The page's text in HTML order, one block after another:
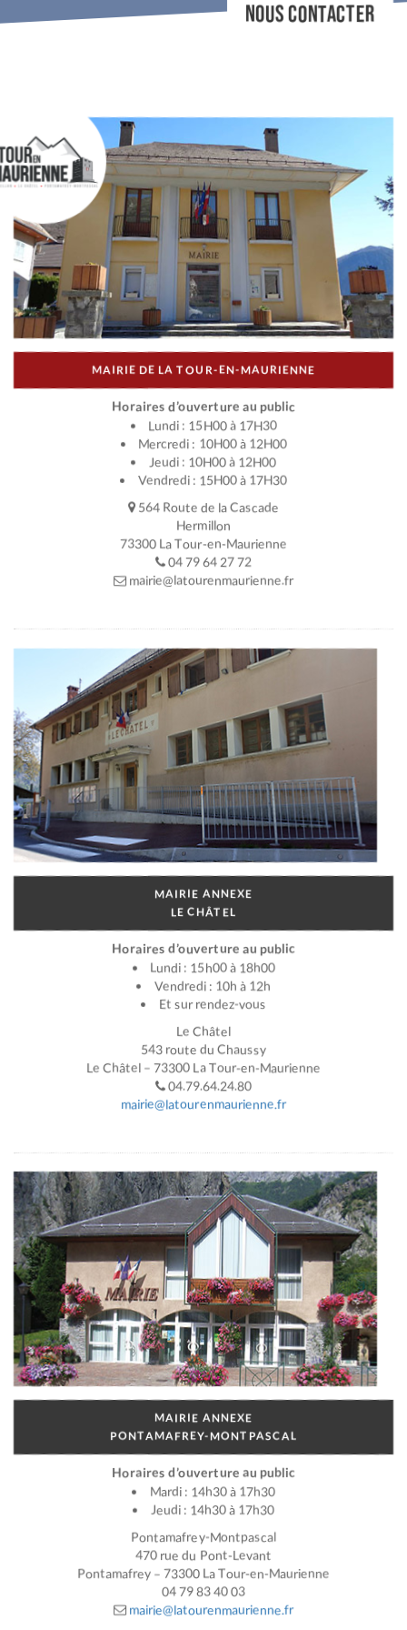
NOUS CONTACTER
MAIRIE DE LA TOUR-EN-MAURIENNE
Horaires d’ouverture au public
Lundi : 15H00 à 17H30
Mercredi : 10H00 à 12H00
Jeudi : 10H00 à 12H00
Vendredi : 15H00 à 17H30
564 Route de la Cascade
Hermillon
73300 La Tour-en-Maurienne
04 79 64 27 72
mairie@latourenmaurienne.fr
MAIRIE ANNEXE
LE CHÂTEL
Horaires d’ouverture au public
Lundi : 15h00 à 18h00
Vendredi : 10h à 12h
Et sur rendez-vous
Le Châtel
543 route du Chaussy
Le Châtel – 73300 La Tour-en-Maurienne
04.79.64.24.80
mairie@latourenmaurienne.fr
MAIRIE ANNEXE
PONTAMAFREY-MONTPASCAL
Horaires d’ouverture au public
Mardi : 14h30 à 17h30
Jeudi : 14h30 à 17h30
Pontamafrey-Montpascal
470 rue du Pont-Levant
Pontamafrey – 73300 La Tour-en-Maurienne
04 79 83 40 03
mairie@latourenmaurienne.fr